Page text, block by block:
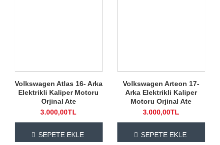
Volkswagen Atlas 16- Arka
Elektrikli Kaliper Motoru
Orjinal Ate
3.000,00TL
SEPETE EKLE
Volkswagen Arteon 17-
Arka Elektrikli Kaliper
Motoru Orjinal Ate
3.000,00TL
SEPETE EKLE